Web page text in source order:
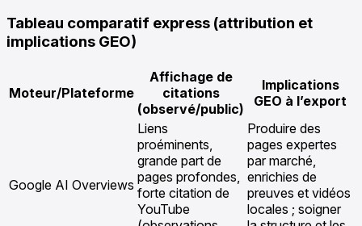
Tableau comparatif express (attribution et
implications GEO)
Moteur/Plateforme
Affichage de
citations
(observé/public)
Implications
GEO à l’export
Google AI Overviews
Liens
proéminents,
grande part de
pages profondes,
forte citation de
YouTube
Produire des
pages expertes
par marché,
enrichies de
preuves et vidéos
locales ; soigner